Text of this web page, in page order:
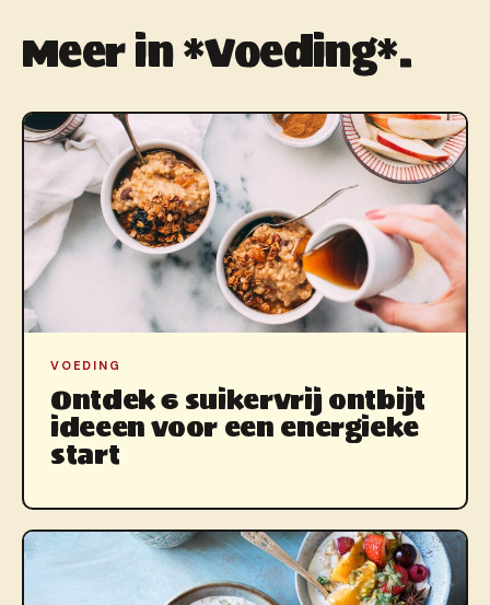
Meer in *Voeding*.
VOEDING
Ontdek 6 suikervrij ontbijt
ideeen voor een energieke
start